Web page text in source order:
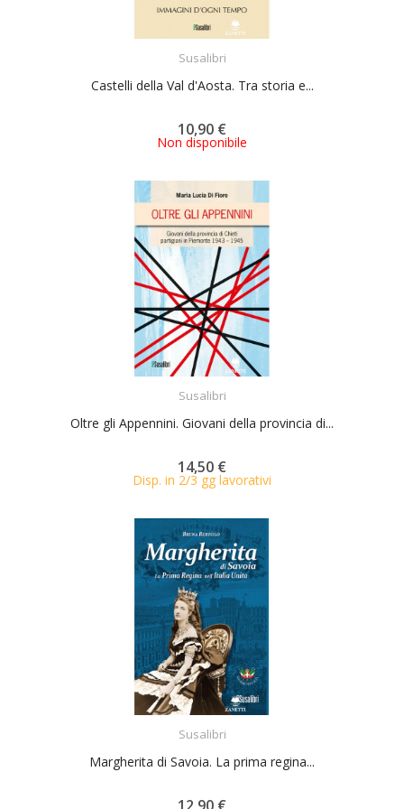
Susalibri
Castelli della Val d'Aosta. Tra storia e...
10,90 €
Non disponibile
Susalibri
Oltre gli Appennini. Giovani della provincia di...
14,50 €
Disp. in 2/3 gg lavorativi
Susalibri
Margherita di Savoia. La prima regina...
12,90 €